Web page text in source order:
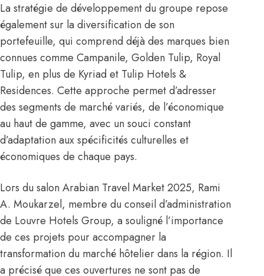
La stratégie de développement du groupe repose
également sur la diversification de son
portefeuille, qui comprend déjà des marques bien
connues comme Campanile, Golden Tulip, Royal
Tulip, en plus de Kyriad et Tulip Hotels &
Residences. Cette approche permet d’adresser
des segments de marché variés, de l’économique
au haut de gamme, avec un souci constant
d’adaptation aux spécificités culturelles et
économiques de chaque pays.
Lors du salon Arabian Travel Market 2025, Rami
A. Moukarzel, membre du conseil d’administration
de Louvre Hotels Group, a souligné l’importance
de ces projets pour accompagner la
transformation du marché hôtelier dans la région. Il
a précisé que ces ouvertures ne sont pas de